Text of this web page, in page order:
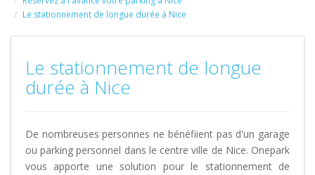
Le stationnement de longue durée à Nice
Le stationnement de longue
durée à Nice
De nombreuses personnes ne bénéfiient pas d'un garage
ou parking personnel dans le centre ville de Nice. Onepark
vous apporte une solution pour le stationnement de